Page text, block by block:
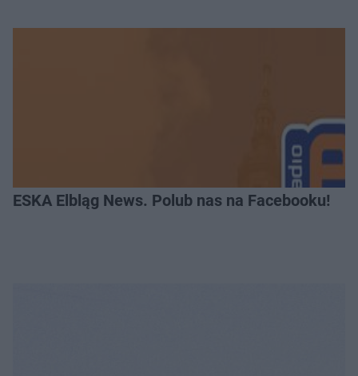
ESKA Elbląg News. Polub nas na Facebooku!